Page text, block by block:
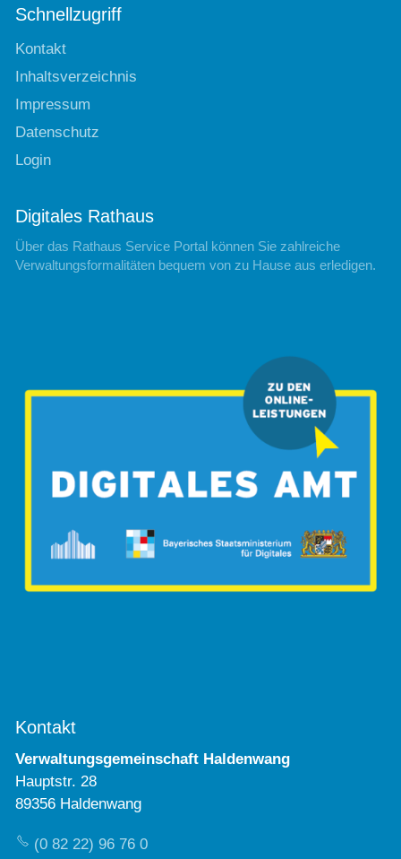
Schnellzugriff
Kontakt
Inhaltsverzeichnis
Impressum
Datenschutz
Login
Digitales Rathaus
Über das Rathaus Service Portal können Sie zahlreiche
Verwaltungsformalitäten bequem von zu Hause aus erledigen.
Kontakt
Verwaltungsgemeinschaft Haldenwang
Hauptstr. 28
89356 Haldenwang
(0 82 22) 96 76 0